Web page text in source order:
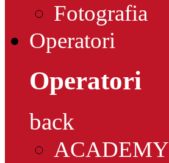
Fotografia
Operatori
Operatori
back
ACADEMY